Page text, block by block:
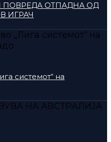
ОТПАДНА ОД
ИГРАЧ
системот“ на